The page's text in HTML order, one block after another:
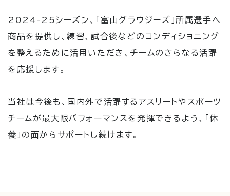
2024-25シーズン、「富山グラウジーズ」所属選手へ
商品を提供し、練習、試合後などのコンディショニング
を整えるために活用いただき、チームのさらなる活躍
を応援します。
当社は今後も、国内外で活躍するアスリートやスポーツ
チームが最大限パフォーマンスを発揮できるよう、「休
養」の面からサポートし続けます。